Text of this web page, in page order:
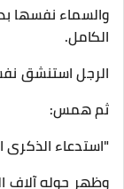
والسماء نفسها
الكامل.
الرجل استنشق
ثم همس:
"استدعاء الذكرى
وظهر حوله آلاف